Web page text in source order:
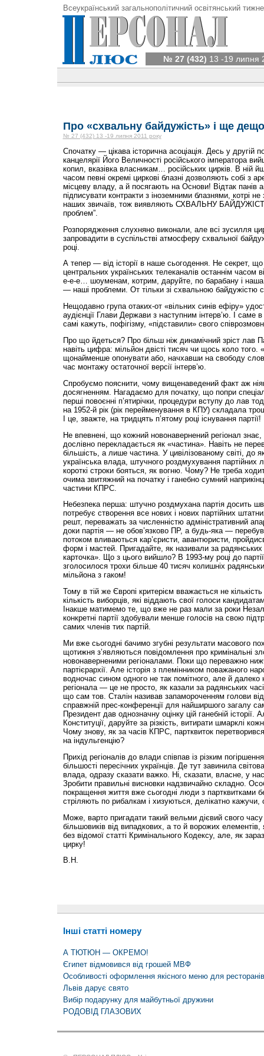
Всеукраїнський загальнополітичний освітянський
№ 27 (432) 13 -19 липня
Про «схвальну байдужість» і ще
№ 27 (432) 13 -19 липня 2011 року
Спочатку — цікава історична асоціація. Десь у другій
канцелярії Його Величності російського імператора
копил, вказівка власникам… російських цирків. В ній
часом певні окремі циркові блазні дозволяють собі з
місцеву владу, а й посягають на Основи! Відтак панів
підписувати контракти з іноземними блазнями, котрі
наших звичаїв, тож виявляють СХВАЛЬНУ
проблем”.
Розпорядження слухняно виконали, але всі зусилля
запровадити в суспільстві атмосферу схвальної
році.
А тепер — від історії в наше сьогодення. Не секрет,
центральних українських телеканалів останнім часом
е-е-е… шоуменам, котрим, даруйте, по барабану і наша
— наші проблеми. От тільки зі схвальною байдужістю
Нещодавно група отаких-от «вільних синів ефіру»
аудієнції Глави Держави з наступним інтерв’ю. І саме
самі кажуть, пофігізму, «підставили» свого
Про що йдеться? Про більш ніж динамічний зріст лав
навіть цифра: мільйон двісті тисяч чи щось коло того.
щонайменше опонувати або, начхавши на свободу
час монтажу остаточної версії інтерв’ю.
Спробуємо пояснити, чому вищенаведений факт аж
досягненням. Нагадаємо для початку, що попри
перші повоєнні п’ятирічки, процедури вступу до лав
на 1952-й рік (рік перейменування в КПУ) складала
І це, зважте, на тридцять п’ятому році існування партії!
Не впевнені, що кожний новонавернений регіонал
дослівно перекладається як «частина». Навіть не
більшість, а лише частина. У цивілізованому світі, до
українська влада, штучного роздмухування партійних
короткі строки бояться, як вогню. Чому? Не треба
очима звитяжний на початку і ганебно сумний
частини КПРС.
Небезпека перша: штучно роздмухана партія досить
потребує створення все нових і нових партійних
решт, переважать за численністю адміністративний
доки партія — не обов’язково ПР, а будь-яка —
потоком вливаються кар’єристи, авантюристи,
форм і мастей. Пригадайте, як називали за радянських
карточка». Що з цього вийшло? В 1993-му році до
зголосилося трохи більше 40 тисяч колишніх
мільйона з гаком!
Тому в тій же Європі критерієм вважається не
кількість виборців, які віддають свої голоси
Інакше матимемо те, що вже не раз мали за роки
конкретні партії здобували менше голосів на свою
самих членів тих партій.
Ми вже сьогодні бачимо згубні результати масового
щотижня з’являються повідомлення про кримінальні
новонаверненими регіоналами. Поки що переважно
партієрархії. Але історія з племінником поважаного
водночас сином одного не так помітного, але й далеко
регіонала — це не просто, як казали за радянських
що сам тов. Сталін називав запамороченням голови
справжній прес-конференції для найширшого загалу
Президент дав однозначну оцінку цій ганебній історії.
Конституції, даруйте за різкість, витирати шмарклі
Чому знову, як за часів КПРС, партквиток
на індульгенцію?
Прихід регіоналів до влади співпав із різким
більшості пересічних українців. Де тут завинила
влада, одразу сказати важко. Ні, сказати, власне, у
Зробити правильні висновки надзвичайно складно.
покращення життя вже сьогодні люди з партквитками
стріляють по рибалкам і хизуються, делікатно
Може, варто пригадати такий вельми дієвий свого
більшовиків від випадкових, а то й ворожих елементів,
без відомої статті Кримінального Кодексу, але, як
цирку!
В.Н.
Інші статті номеру
А ТЮТЮН — ОКРЕМО!
Єгипет відмовився від грошей МВФ
Особливості оформлення якісного меню для ресторанів
Львів дарує свято
Вибір подарунку для майбутньої дружини
РОДОВІД ГЛАЗОВИХ